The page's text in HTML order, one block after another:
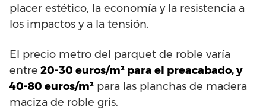
placer estético, la economía y la resistencia a
los impactos y a la tensión.
El precio metro del parquet de roble varía
entre 20-30 euros/m² para el preacabado, y
40-80 euros/m² para las planchas de madera
maciza de roble gris.